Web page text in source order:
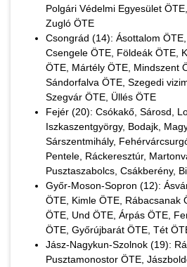
Polgári Védelmi Egyesület
Zugló ÖTE
Csongrád (14): Ásottalom
Csengele ÖTE, Földeák ÖTE,
ÖTE, Mártély ÖTE, Mindszent
Sándorfalva ÖTE, Szegedi
Szegvár ÖTE, Üllés ÖTE
Fejér (20): Csókakő, Sárosd,
Iszkaszentgyörgy, Bodajk,
Sárszentmihály,
Pentele, Ráckeresztúr,
Pusztaszabolcs, Csákberény,
Győr-Moson-Sopron (12):
ÖTE, Kimle ÖTE, Rábacsanak
ÖTE, Und ÖTE, Árpás ÖTE,
ÖTE, Győrújbarát ÖTE, Tét
Jász-Nagykun-Szolnok (19):
Pusztamonostor ÖTE,